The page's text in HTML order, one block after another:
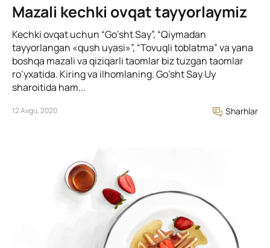
Mazali kechki ovqat tayyorlaymiz
Kechki ovqat uchun “Go’sht Say”, “Qiymadan
tayyorlangan «qush uyasi»”, “Tovuqli toblatma” va yana
boshqa mazali va qiziqarli taomlar biz tuzgan taomlar
ro’yxatida. Kiring va ilhomlaning. Go’sht Say Uy
sharoitida ham...
12 Avgu, 2020 Sharhlar